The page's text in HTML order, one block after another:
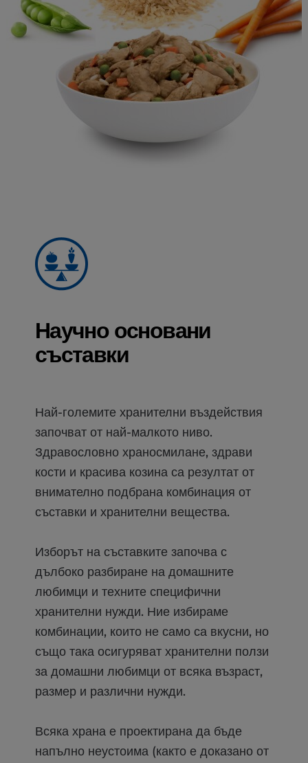
Научно основани
съставки
Най-големите хранителни въздействия
започват от най-малкото ниво.
Здравословно храносмилане, здрави
кости и красива козина са резултат от
внимателно подбрана комбинация от
съставки и хранителни вещества.
Изборът на съставките започва с
дълбоко разбиране на домашните
любимци и техните специфични
хранителни нужди. Ние избираме
комбинации, които не само са вкусни, но
също така осигуряват хранителни ползи
за домашни любимци от всяка възраст,
размер и различни нужди.
Всяка храна е проектирана да бъде
напълно неустоима (както е доказано от